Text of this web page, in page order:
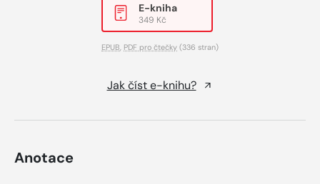
E-kniha
349 Kč
EPUB PDF pro čtečky (336 stran)
Jak číst e-knihu?
Anotace